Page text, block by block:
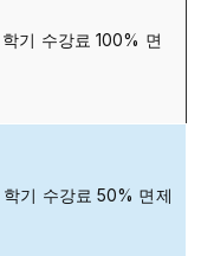
기 수강료 100% 면
학기 수강료 50% 면제